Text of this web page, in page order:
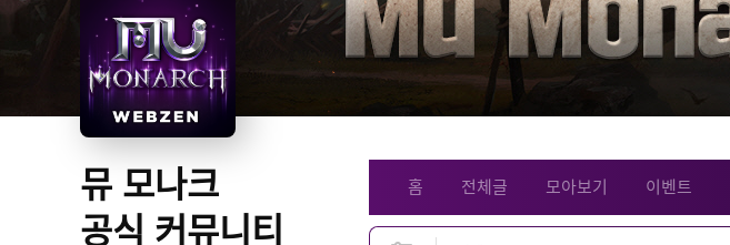
뮤 모나크
공식 커뮤니티
홈 전체글 모아보기 이벤트